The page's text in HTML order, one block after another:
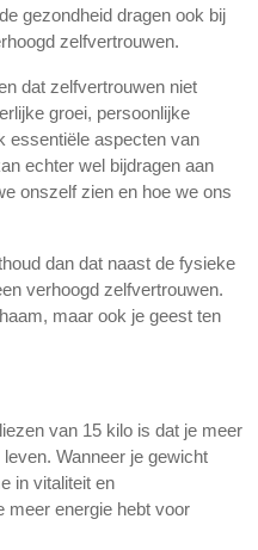
gezondheid dragen ook bij
zelfvertrouwen.
dat zelfvertrouwen niet
groei, persoonlijke
essentiële aspecten van
echter wel bijdragen aan
onszelf zien en hoe we ons
dan dat naast de fysieke
verhoogd zelfvertrouwen.
maar ook je geest ten
van 15 kilo is dat je meer
Wanneer je gewicht
in vitaliteit en
meer energie hebt voor